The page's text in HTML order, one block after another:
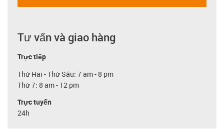
Tư vấn và giao hàng
Trực tiếp
Thứ Hai - Thứ Sáu: 7 am - 8 pm
Thứ 7: 8 am - 12 pm
Trực tuyến
24h